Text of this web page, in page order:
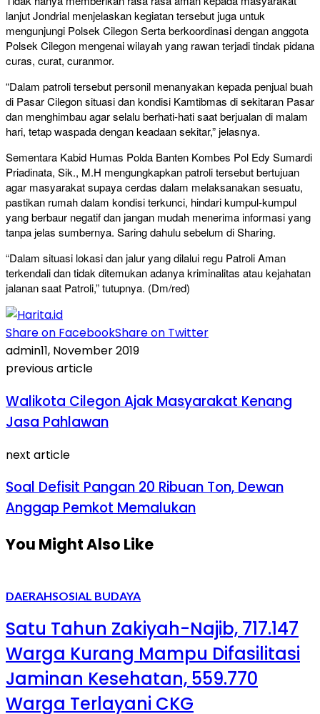
lanjut Jondrial menjelaskan kegiatan tersebut juga untuk
mengunjungi Polsek Cilegon Serta berkoordinasi dengan anggota
Polsek Cilegon mengenai wilayah yang rawan terjadi tindak pidana
curas, curat, curanmor.
“Dalam patroli tersebut personil menanyakan kepada penjual buah
di Pasar Cilegon situasi dan kondisi Kamtibmas di sekitaran Pasar
dan menghimbau agar selalu berhati-hati saat berjualan di malam
hari, tetap waspada dengan keadaan sekitar,” jelasnya.
Sementara Kabid Humas Polda Banten Kombes Pol Edy Sumardi
Priadinata, Sik., M.H mengungkapkan patroli tersebut bertujuan
agar masyarakat supaya cerdas dalam melaksanakan sesuatu,
pastikan rumah dalam kondisi terkunci, hindari kumpul-kumpul
yang berbaur negatif dan jangan mudah menerima informasi yang
tanpa jelas sumbernya. Saring dahulu sebelum di Sharing.
“Dalam situasi lokasi dan jalur yang dilalui regu Patroli Aman
terkendali dan tidak ditemukan adanya kriminalitas atau kejahatan
jalanan saat Patroli,” tutupnya. (Dm/red)
Share on FacebookShare on Twitter
admin11, November 2019
previous article
Walikota Cilegon Ajak Masyarakat Kenang
Jasa Pahlawan
next article
Soal Defisit Pangan 20 Ribuan Ton, Dewan
Anggap Pemkot Memalukan
You Might Also Like
DAERAHSOSIAL BUDAYA
Satu Tahun Zakiyah-Najib, 717.147
Warga Kurang Mampu Difasilitasi
Jaminan Kesehatan, 559.770
Warga Terlayani CKG